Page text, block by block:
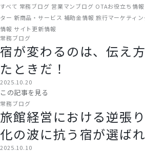
すべて 常務ブログ 営業マンブログ OTAお役立ち情報
ター 新商品・サービス 補助金情報 旅行マーケティン
情報 サイト更新情報
常務ブログ
宿が変わるのは、伝え
たときだ！
2025.10.20
この記事を見る
常務ブログ
旅館経営における逆張
化の波に抗う宿が選ば
2025.10.10